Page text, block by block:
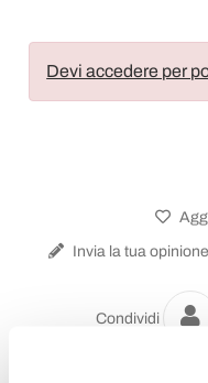
Devi accedere per
Invia la tua
Condividi